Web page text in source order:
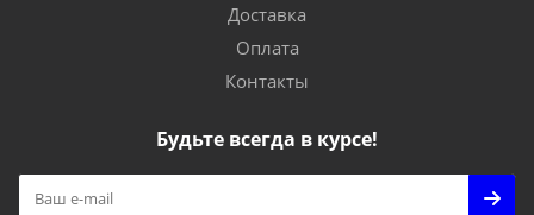
Доставка
Оплата
Контакты
Будьте всегда в курсе!